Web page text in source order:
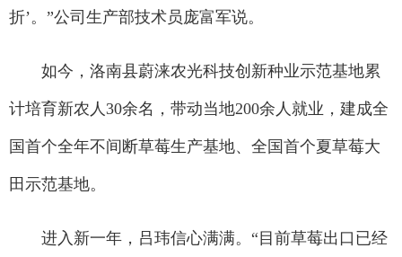
折’。”公司生产部技术员庞富军说。
如今，洛南县蔚涞农光科技创新种业示范基地累
计培育新农人30余名，带动当地200余人就业，建成全
国首个全年不间断草莓生产基地、全国首个夏草莓大
田示范基地。
进入新一年，吕玮信心满满。“目前草莓出口已经